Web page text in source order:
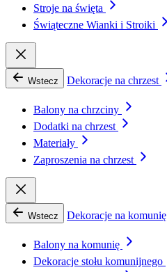
Stroje na święta
Świąteczne Wianki i Stroiki
Wstecz Dekoracje na chrzest
Balony na chrzciny
Dodatki na chrzest
Materiały
Zaproszenia na chrzest
Wstecz Dekoracje na komunię
Balony na komunię
Dekoracje stołu komunijnego